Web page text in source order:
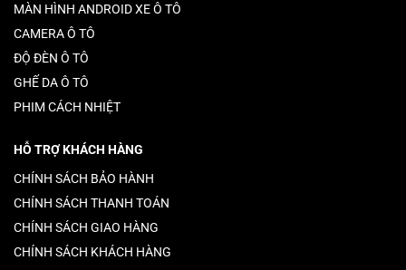
MÀN HÌNH ANDROID XE Ô TÔ
CAMERA Ô TÔ
ĐỘ ĐÈN Ô TÔ
GHẾ DA Ô TÔ
PHIM CÁCH NHIỆT
HỖ TRỢ KHÁCH HÀNG
CHÍNH SÁCH BẢO HÀNH
CHÍNH SÁCH THANH TOÁN
CHÍNH SÁCH GIAO HÀNG
CHÍNH SÁCH KHÁCH HÀNG